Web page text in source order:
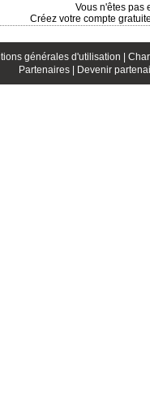
Vous n'êtes pas
Créez votre compte
générales d'utilisation |
Partenaires |
Devenir